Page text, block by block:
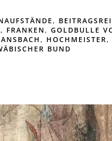
,
, FRANKEN , GOLDBULLE
, HOCHMEISTER ,
BUND